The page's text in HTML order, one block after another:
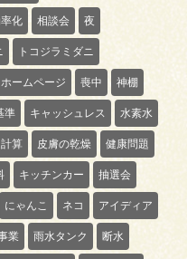
化 相談会 夜
トコジラミダニ
ホームページ 喪中 神棚
準 キャッシュレス 水素水
算 皮膚の乾燥 健康問題
キッチンカー 抽選会
にゃんこ ネコ アイディア
業 雨水タンク 断水